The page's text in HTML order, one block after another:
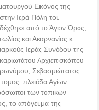
Εικόνος της
Ιερά Πόλη του
από το Άγιον Όρος,
και Ακαρνανίας κ.
Ιεράς Συνόδου της
Αρχιεπισκόπου
Σεβασμιώτατος
πλειάδα Αγίων
των τοπικών
το απόγευμα της